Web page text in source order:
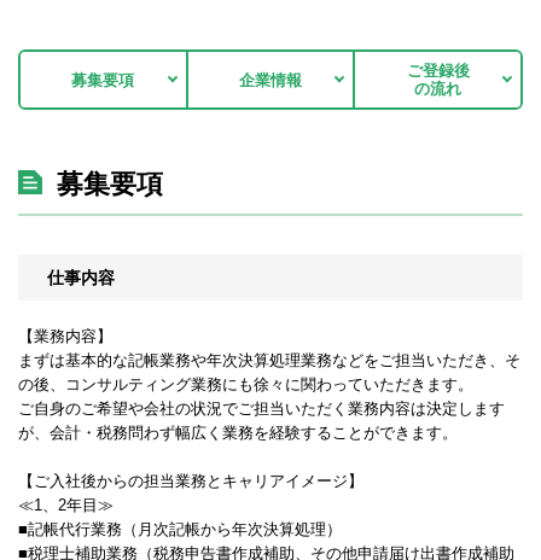
募集要項 企業情報
ご登録後
の流れ
募集要項
仕事内容
【業務内容】
まずは基本的な記帳業務や年次決算処理業務などをご担当いただき、そ
の後、コンサルティング業務にも徐々に関わっていただきます。
ご自身のご希望や会社の状況でご担当いただく業務内容は決定します
が、会計・税務問わず幅広く業務を経験することができます。
【ご入社後からの担当業務とキャリアイメージ】
≪1、2年目≫
■記帳代行業務（月次記帳から年次決算処理）
■税理士補助業務（税務申告書作成補助、その他申請届け出書作成補助